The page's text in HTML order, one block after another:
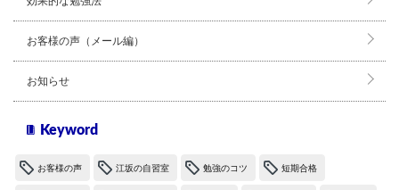
お客様の声（メール編）
お知らせ
Keyword
お客様の声 江坂の自習室 勉強のコツ 短期合格